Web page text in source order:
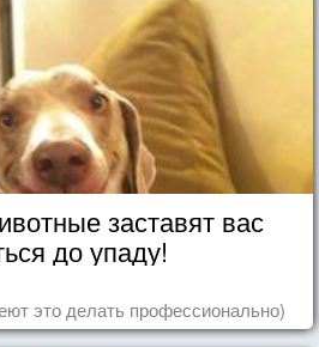
заставят вас
до упаду!
это делать профессионально)